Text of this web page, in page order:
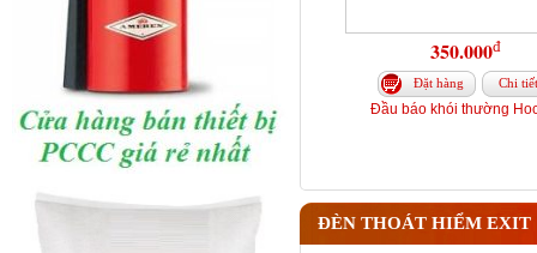
350.000đ
Đặt hàng Chi tiết
Đầu báo khói thường
ĐÈN THOÁT HIỂM EXIT